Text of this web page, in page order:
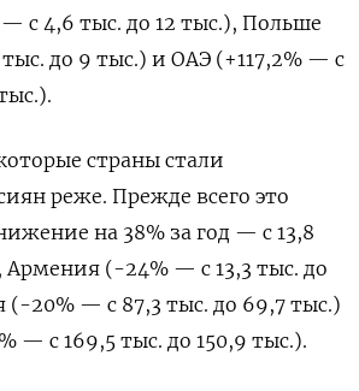
с 4,6 тыс. до 12 тыс.), Польше
до 9 тыс.) и ОАЭ (+117,2% — с
страны стали
реже. Прежде всего это
на 38% за год — с 13,8
Армения (-24% — с 13,3 тыс. до
(-20% — с 87,3 тыс. до 69,7 тыс.)
— с 169,5 тыс. до 150,9 тыс.).